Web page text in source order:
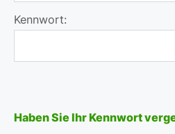
Kennwort:
Haben Sie Ihr Kennwort